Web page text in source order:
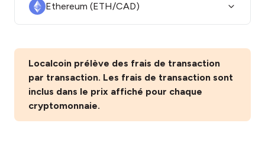
Ethereum (ETH/CAD)
Localcoin prélève des frais de transaction
par transaction. Les frais de transaction sont
inclus dans le prix affiché pour chaque
cryptomonnaie.